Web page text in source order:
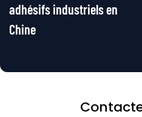
adhésifs industriels en
Chine